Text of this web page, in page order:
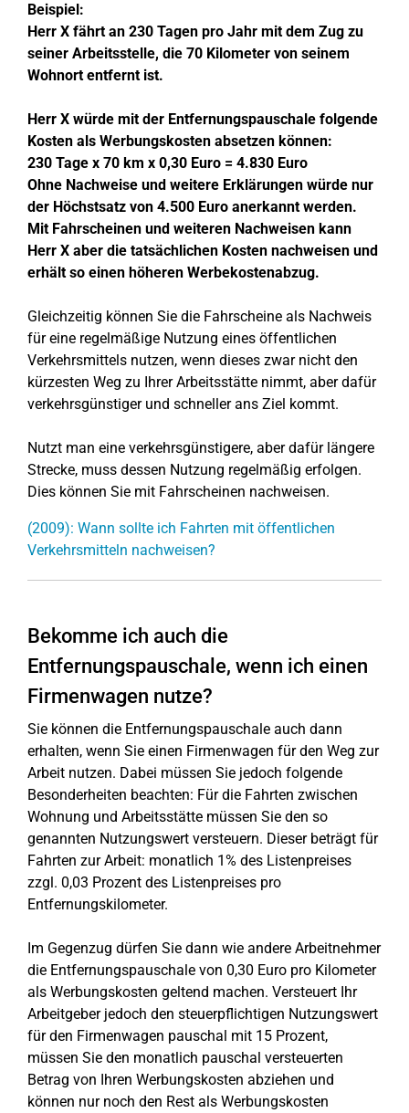
Beispiel:
Herr X fährt an 230 Tagen pro Jahr mit dem Zug zu
seiner Arbeitsstelle, die 70 Kilometer von seinem
Wohnort entfernt ist.
Herr X würde mit der Entfernungspauschale folgende
Kosten als Werbungskosten absetzen können:
230 Tage x 70 km x 0,30 Euro = 4.830 Euro
Ohne Nachweise und weitere Erklärungen würde nur
der Höchstsatz von 4.500 Euro anerkannt werden.
Mit Fahrscheinen und weiteren Nachweisen kann
Herr X aber die tatsächlichen Kosten nachweisen und
erhält so einen höheren Werbekostenabzug.
Gleichzeitig können Sie die Fahrscheine als Nachweis
für eine regelmäßige Nutzung eines öffentlichen
Verkehrsmittels nutzen, wenn dieses zwar nicht den
kürzesten Weg zu Ihrer Arbeitsstätte nimmt, aber dafür
verkehrsgünstiger und schneller ans Ziel kommt.
Nutzt man eine verkehrsgünstigere, aber dafür längere
Strecke, muss dessen Nutzung regelmäßig erfolgen.
Dies können Sie mit Fahrscheinen nachweisen.
(2009): Wann sollte ich Fahrten mit öffentlichen
Verkehrsmitteln nachweisen?
Bekomme ich auch die
Entfernungspauschale, wenn ich einen
Firmenwagen nutze?
Sie können die Entfernungspauschale auch dann
erhalten, wenn Sie einen Firmenwagen für den Weg zur
Arbeit nutzen. Dabei müssen Sie jedoch folgende
Besonderheiten beachten: Für die Fahrten zwischen
Wohnung und Arbeitsstätte müssen Sie den so
genannten Nutzungswert versteuern. Dieser beträgt für
Fahrten zur Arbeit: monatlich 1% des Listenpreises
zzgl. 0,03 Prozent des Listenpreises pro
Entfernungskilometer.
Im Gegenzug dürfen Sie dann wie andere Arbeitnehmer
die Entfernungspauschale von 0,30 Euro pro Kilometer
als Werbungskosten geltend machen. Versteuert Ihr
Arbeitgeber jedoch den steuerpflichtigen Nutzungswert
für den Firmenwagen pauschal mit 15 Prozent,
müssen Sie den monatlich pauschal versteuerten
Betrag von Ihren Werbungskosten abziehen und
können nur noch den Rest als Werbungskosten